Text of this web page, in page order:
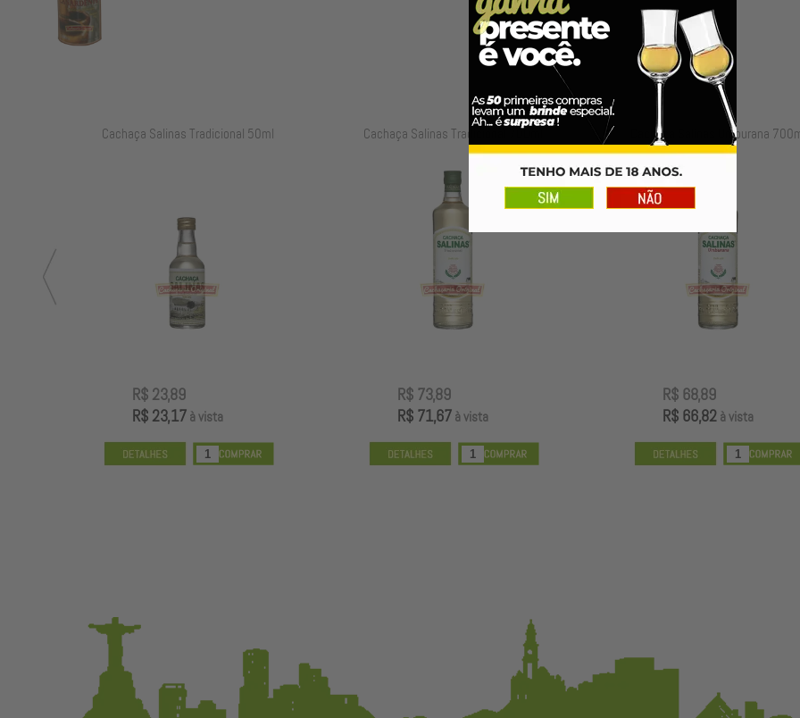
Cachaça Salinas Tradicional 700ml
R$ 73,89
R$ 71,67à vista
Cachaça Salinas Umburana 700ml
R$ 68,89
R$ 66,82à vista
Cachaça Salinas Umburana
R$ 56,89
R$ 55,18à vista